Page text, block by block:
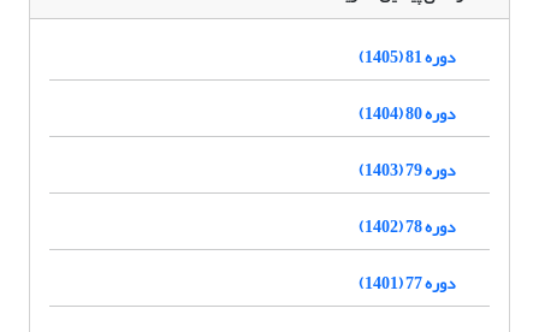
دوره 81 (1405)
دوره 80 (1404)
دوره 79 (1403)
دوره 78 (1402)
دوره 77 (1401)